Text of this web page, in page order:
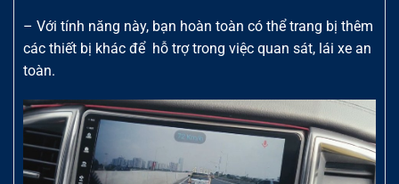
– Với tính năng này, bạn hoàn toàn có thể trang bị thêm
các thiết bị khác để hỗ trợ trong việc quan sát, lái xe an
toàn.